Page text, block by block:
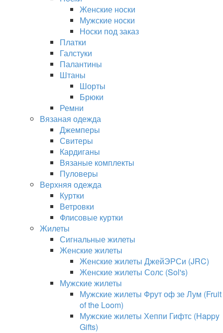
Женские носки
Мужские носки
Носки под заказ
Платки
Галстуки
Палантины
Штаны
Шорты
Брюки
Ремни
Вязаная одежда
Джемперы
Свитеры
Кардиганы
Вязаные комплекты
Пуловеры
Верхняя одежда
Куртки
Ветровки
Флисовые куртки
Жилеты
Сигнальные жилеты
Женские жилеты
Женские жилеты ДжейЭРСи (JRC)
Женские жилеты Солс (Sol's)
Мужские жилеты
Мужские жилеты Фрут оф зе Лум (Fruit
of the Loom)
Мужские жилеты Хеппи Гифтс (Happy
Gifts)